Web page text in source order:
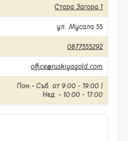
Стара Загора 1
ул. Мусала 55
0877555292
office@ruskiyagold.com
Пон.- Съб. от 9:00 - 19:00 |
Нед. - 10:00 - 17:00